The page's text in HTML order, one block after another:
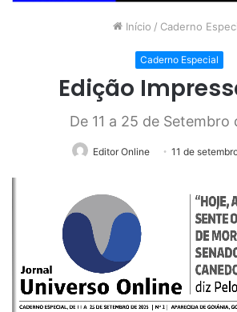
Início / Caderno
Caderno Especial
Edição
De 11 a 25 de Setembro
Editor Online 11 de